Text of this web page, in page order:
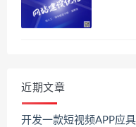
近期文章
开发一款短视频APP应